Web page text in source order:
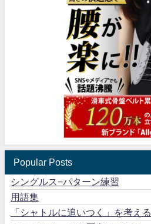
Popular Posts
シングルス−パターン練習
用語集
「シャトルに追いつく」を考える